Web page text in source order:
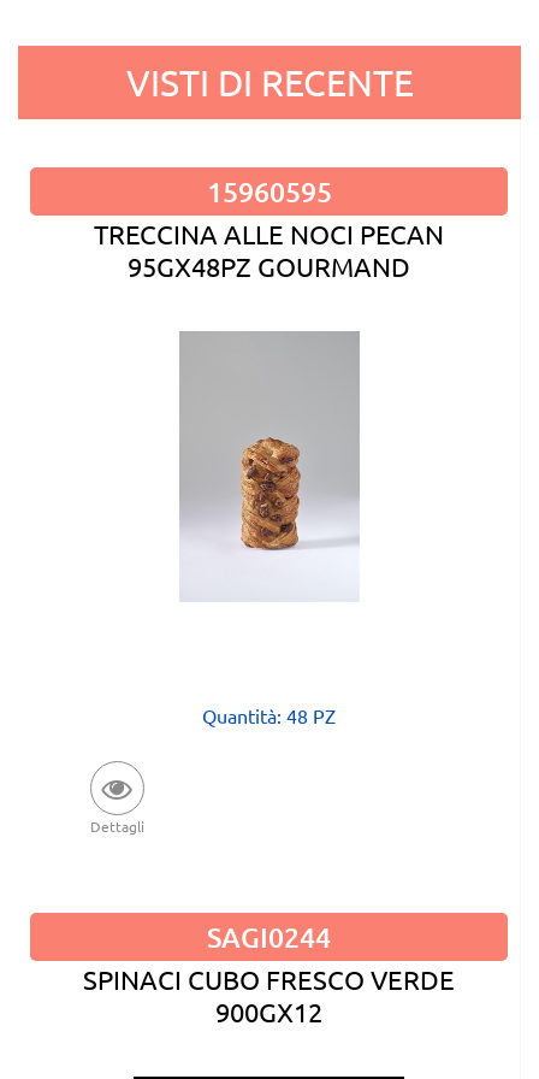
VISTI DI RECENTE
15960595
TRECCINA ALLE NOCI PECAN
95GX48PZ GOURMAND
Quantità: 48 PZ
Dettagli
SAGI0244
SPINACI CUBO FRESCO VERDE
900GX12